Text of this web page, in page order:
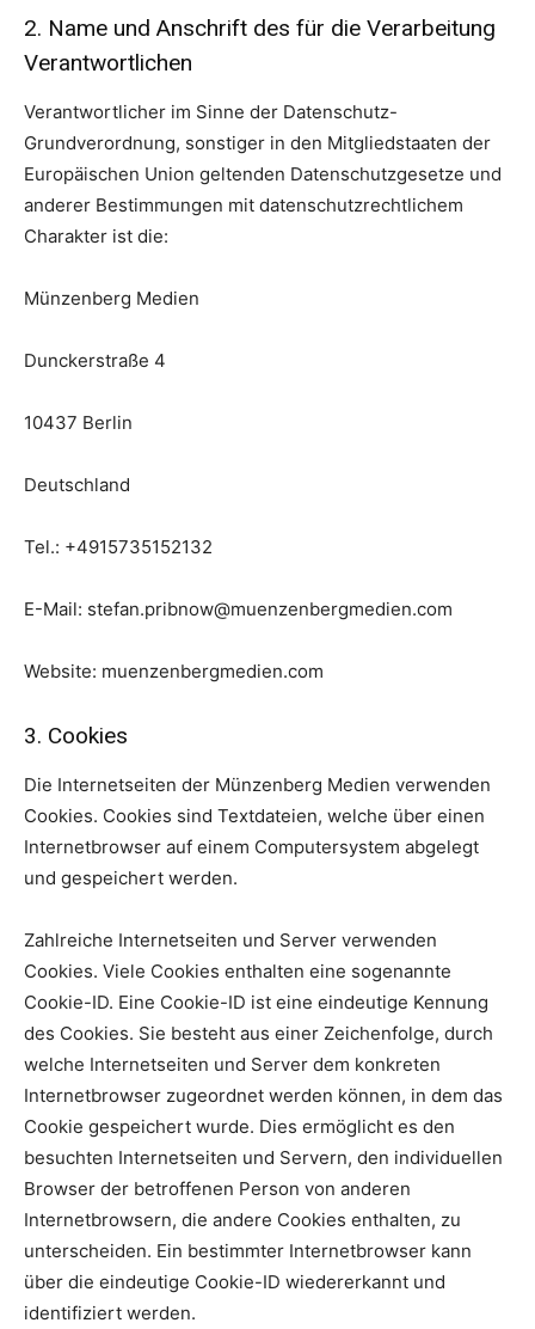
2. Name und Anschrift des für die Verarbeitung
Verantwortlichen
Verantwortlicher im Sinne der Datenschutz-
Grundverordnung, sonstiger in den Mitgliedstaaten der
Europäischen Union geltenden Datenschutzgesetze und
anderer Bestimmungen mit datenschutzrechtlichem
Charakter ist die:
Münzenberg Medien
Dunckerstraße 4
10437 Berlin
Deutschland
Tel.: +4915735152132
E-Mail: stefan.pribnow@muenzenbergmedien.com
Website: muenzenbergmedien.com
3. Cookies
Die Internetseiten der Münzenberg Medien verwenden
Cookies. Cookies sind Textdateien, welche über einen
Internetbrowser auf einem Computersystem abgelegt
und gespeichert werden.
Zahlreiche Internetseiten und Server verwenden
Cookies. Viele Cookies enthalten eine sogenannte
Cookie-ID. Eine Cookie-ID ist eine eindeutige Kennung
des Cookies. Sie besteht aus einer Zeichenfolge, durch
welche Internetseiten und Server dem konkreten
Internetbrowser zugeordnet werden können, in dem das
Cookie gespeichert wurde. Dies ermöglicht es den
besuchten Internetseiten und Servern, den individuellen
Browser der betroffenen Person von anderen
Internetbrowsern, die andere Cookies enthalten, zu
unterscheiden. Ein bestimmter Internetbrowser kann
über die eindeutige Cookie-ID wiedererkannt und
identifiziert werden.